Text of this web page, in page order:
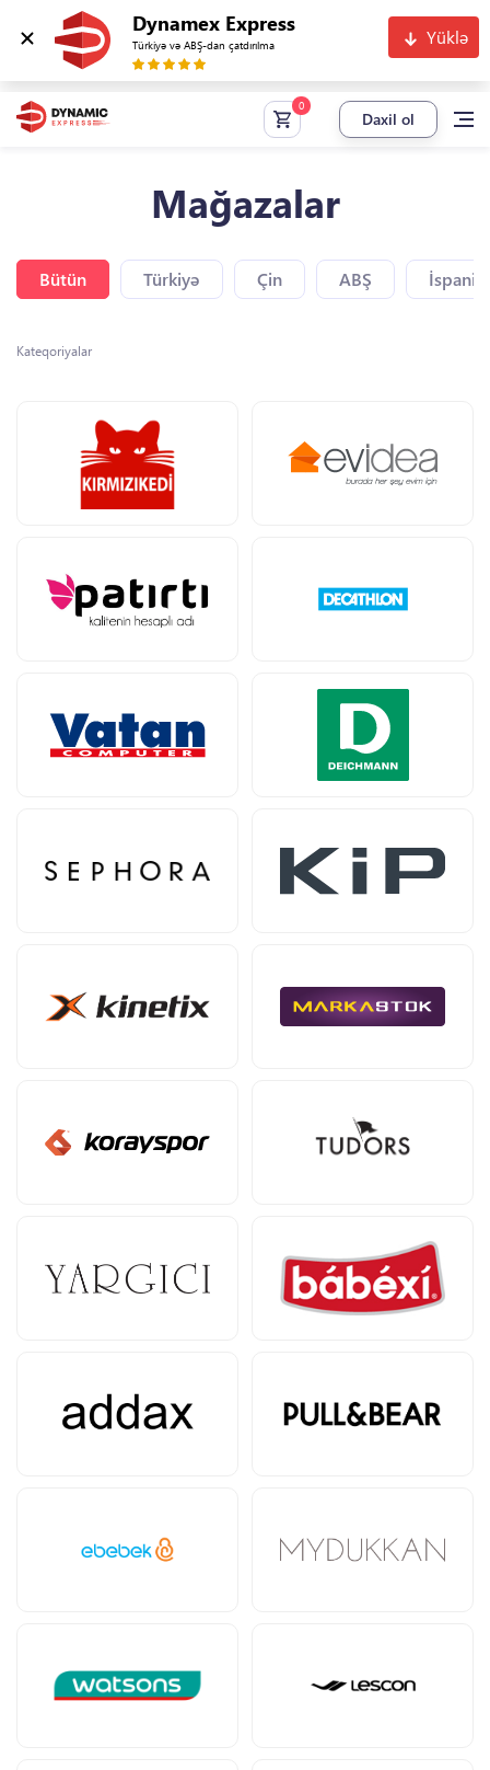
Dynamex Express
Türkiyə və ABŞ-dan çatdırılma Yüklə
Daxil ol
Mağazalar
Bütün Türkiyə Çin ABŞ
Kateqoriyalar